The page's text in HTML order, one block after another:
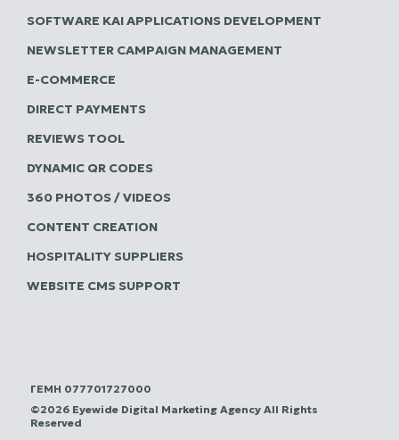
SOFTWARE ΚΑΙ APPLICATIONS DEVELOPMENT
NEWSLETTER CAMPAIGN MANAGEMENT
E-COMMERCE
DIRECT PAYMENTS
REVIEWS TOOL
DYNAMIC QR CODES
360 PHOTOS / VIDEOS
CONTENT CREATION
HOSPITALITY SUPPLIERS
WEBSITE CMS SUPPORT
ΓΕΜΗ 077701727000
©2026 Eyewide Digital Marketing Agency All Rights
Reserved